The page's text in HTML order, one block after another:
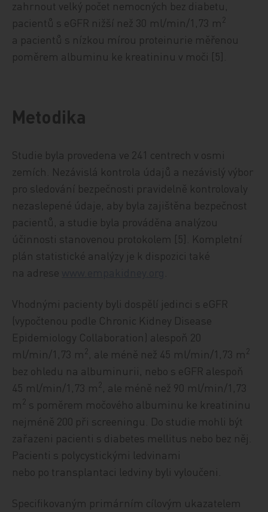
zahrnout velký počet nemocných bez diabetu,
pacientů s eGFR nižší než 30 ml/min/1,73 m 2
a pacientů s nízkou mírou pro­tein­urie měřenou
poměrem albuminu ke kreatininu v moči [5].
Metodika
Studie byla provedena ve 241 centrech v osmi
zemích. Nezávislá kontrola údajů a nezávislý výbor
pro sledování bezpečnosti pravidelně kontrolovaly
nezaslepené údaje, aby byla zajištěna bezpečnost
pacientů, a studie byla prováděna analýzou
účinnosti stanovenou protokolem [5]. Kompletní
plán statistické analýzy je k dispozici také
na adrese
Vhodnými pacienty byli dospělí jedinci s eGFR
(vypočtenou podle Chronic Kidney Disease
Epidemiology Col­laboration) alespoň 20
ml/min/1,73 m 2, ale méně než 45 ml/min/1,73 m 2
bez ohledu na albuminurii, nebo s eGFR alespoň
45 ml/min/1,73 m 2, ale méně než 90 ml/min/1,73
m 2 s poměrem močového albuminu ke kreatininu
nejméně 200 při screeningu. Do studie mohli být
zařazeni pacienti s diabetes mellitus nebo bez něj.
Pacienti s polycystickými ledvinami
nebo po transplantaci ledviny byli vyloučeni.
Specifikovaným primárním cílovým ukazatelem